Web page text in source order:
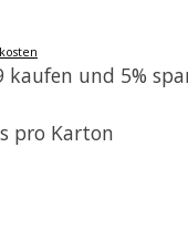
kaufen und 5%
pro Karton